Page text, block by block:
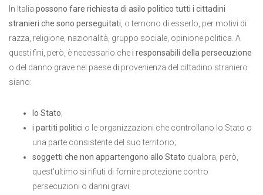
In Italia possono fare richiesta di asilo politico tutti i cittadini
stranieri che sono perseguitati , o temono di esserlo, per motivi di
razza, religione, nazionalità, gruppo sociale, opinione politica. A
questi fini, però, è necessario chei responsabili della persecuzione
o del danno grave nel paese di provenienza del cittadino straniero
siano:
lo Stato;
i partiti politici o le organizzazioni che controllano lo Stato o
una parte consistente del suo territorio;
soggetti che non appartengono allo Stato qualora, però,
quest'ultimo si rifiuti di fornire protezione contro
persecuzioni o danni gravi.